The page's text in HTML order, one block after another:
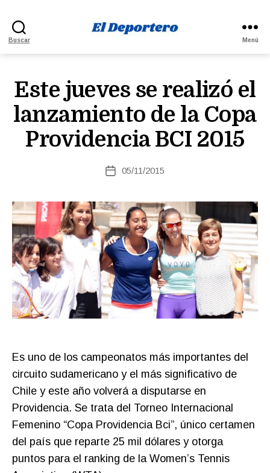
Buscar
Deportero
Menú
Este jueves se realizó el
lanzamiento de la Copa
Providencia BCI 2015
Fecha
entrada
05/11/2015
Es uno de los campeonatos más importantes del
circuito sudamericano y el más significativo de
Chile y este año volverá a disputarse en
Providencia. Se trata del Torneo Internacional
Femenino “Copa Providencia Bci”, único certamen
del país que reparte 25 mil dólares y otorga
puntos para el ranking de la Women’s Tennis